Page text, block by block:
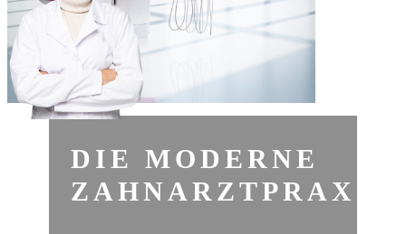
DIE MODERNE
ZAHNARZTPRAXIS